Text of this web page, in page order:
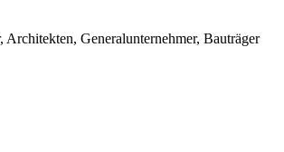
Generalunternehmer, Bauträger